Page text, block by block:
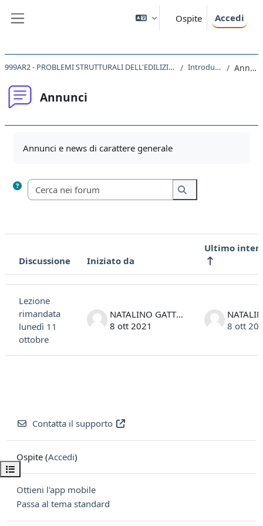
Ospite Accedi
Apri indice del corso
999AR2 - PROBLEMI STRUTTURALI DELL'EDILIZIA STORICA 2021 Introduzione Annunci
Annunci
Annunci e news di carattere generale
Cerca nei forum
Cerca nei forum
Stato
Discussione Iniziato da
Ultimo
Lezione
rimandata
lunedì 11
ottobre
NATALINO GATTESCO
8 ott 2021
8 ott
Contatta il supporto
Ospite (Accedi)
Ottieni l'app mobile
Passa al tema standard